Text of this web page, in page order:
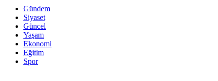
Gündem
Siyaset
Güncel
Yaşam
Ekonomi
Eğitim
Spor